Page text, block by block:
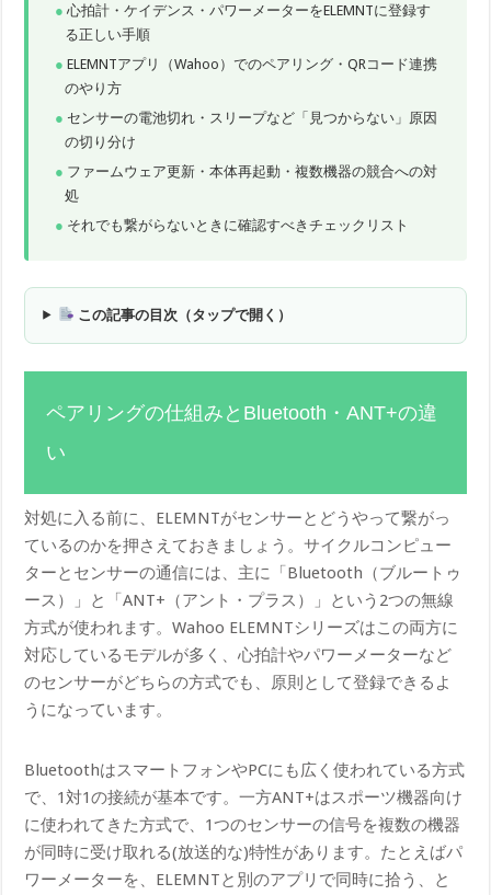
心拍計・ケイデンス・パワーメーターをELEMNTに登録す
る正しい手順
ELEMNTアプリ（Wahoo）でのペアリング・QRコード連携
のやり方
センサーの電池切れ・スリープなど「見つからない」原因
の切り分け
ファームウェア更新・本体再起動・複数機器の競合への対
処
それでも繋がらないときに確認すべきチェックリスト
この記事の目次（タップで開く）
ペアリングの仕組みとBluetooth・ANT+の違
い
対処に入る前に、ELEMNTがセンサーとどうやって繋がっ
ているのかを押さえておきましょう。サイクルコンピュー
ターとセンサーの通信には、主に「Bluetooth（ブルートゥ
ース）」と「ANT+（アント・プラス）」という2つの無線
方式が使われます。Wahoo ELEMNTシリーズはこの両方に
対応しているモデルが多く、心拍計やパワーメーターなど
のセンサーがどちらの方式でも、原則として登録できるよ
うになっています。
BluetoothはスマートフォンやPCにも広く使われている方式
で、1対1の接続が基本です。一方ANT+はスポーツ機器向け
に使われてきた方式で、1つのセンサーの信号を複数の機器
が同時に受け取れる(放送的な)特性があります。たとえばパ
ワーメーターを、ELEMNTと別のアプリで同時に拾う、と